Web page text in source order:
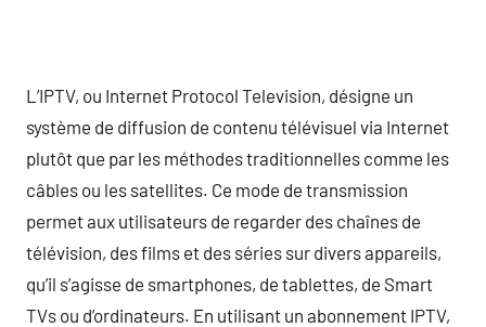
L’IPTV, ou Internet Protocol Television, désigne un
système de diffusion de contenu télévisuel via Internet
plutôt que par les méthodes traditionnelles comme les
câbles ou les satellites. Ce mode de transmission
permet aux utilisateurs de regarder des chaînes de
télévision, des films et des séries sur divers appareils,
qu’il s’agisse de smartphones, de tablettes, de Smart
TVs ou d’ordinateurs. En utilisant un abonnement IPTV,